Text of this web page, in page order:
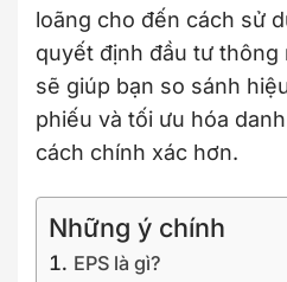
loãng cho đến cách sử
quyết định đầu tư thông
sẽ giúp bạn so sánh
phiếu và tối ưu hóa
cách chính xác hơn.
Những ý chính
EPS là gì?